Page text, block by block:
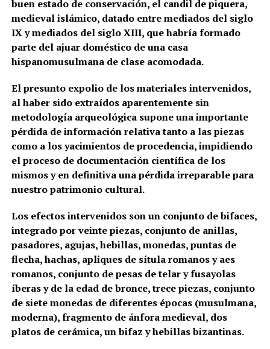
buen estado de conservación, el candil de piquera,
medieval islámico, datado entre mediados del siglo
IX y mediados del siglo XIII, que habría formado
parte del ajuar doméstico de una casa
hispanomusulmana de clase acomodada.
El presunto expolio de los materiales intervenidos,
al haber sido extraídos aparentemente sin
metodología arqueológica supone una importante
pérdida de información relativa tanto a las piezas
como a los yacimientos de procedencia, impidiendo
el proceso de documentación científica de los
mismos y en definitiva una pérdida irreparable para
nuestro patrimonio cultural.
Los efectos intervenidos son un conjunto de bifaces,
integrado por veinte piezas, conjunto de anillas,
pasadores, agujas, hebillas, monedas, puntas de
flecha, hachas, apliques de sítula romanos y aes
romanos, conjunto de pesas de telar y fusayolas
íberas y de la edad de bronce, trece piezas, conjunto
de siete monedas de diferentes épocas (musulmana,
moderna), fragmento de ánfora medieval, dos
platos de cerámica, un bifaz y hebillas bizantinas.